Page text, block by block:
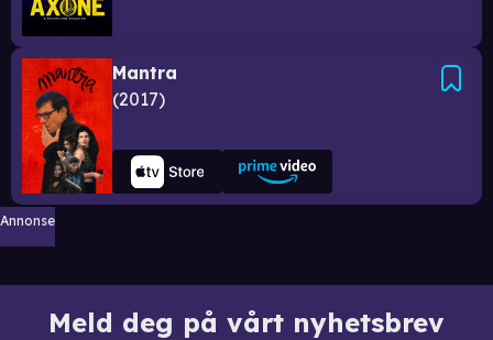
Mantra
2017
Annonse
Meld deg på vårt nyhetsbrev